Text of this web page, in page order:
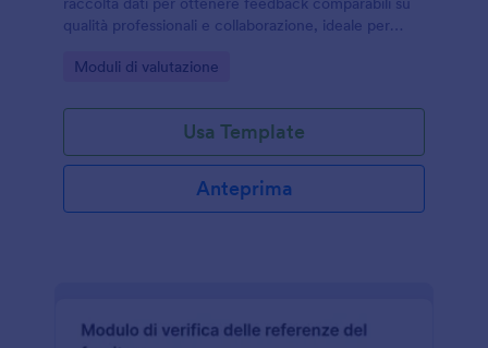
qualità professionali e collaborazione, ideale per
ogni risposta in modo ordinato con Jotform.
Go to Category:
Moduli di valutazione
Usa Template
Anteprima